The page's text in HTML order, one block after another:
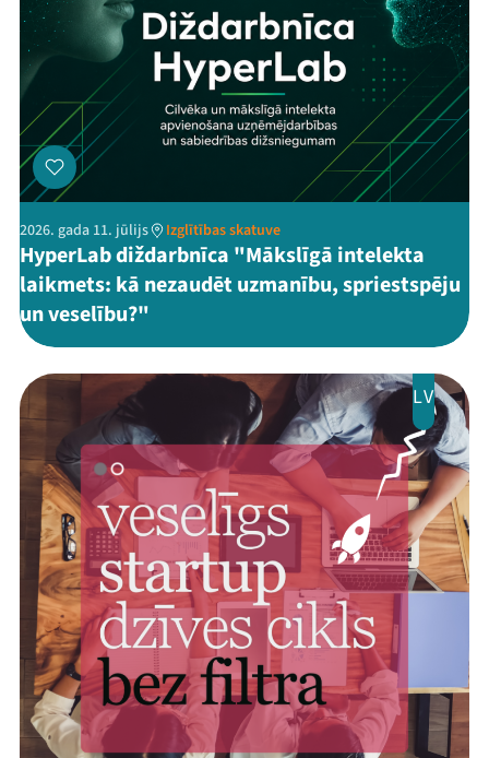
2026. gada 11. jūlijs Izglītības skatuve
HyperLab diždarbnīca "Mākslīgā intelekta
laikmets: kā nezaudēt uzmanību, spriestspēju
un veselību?"
LV